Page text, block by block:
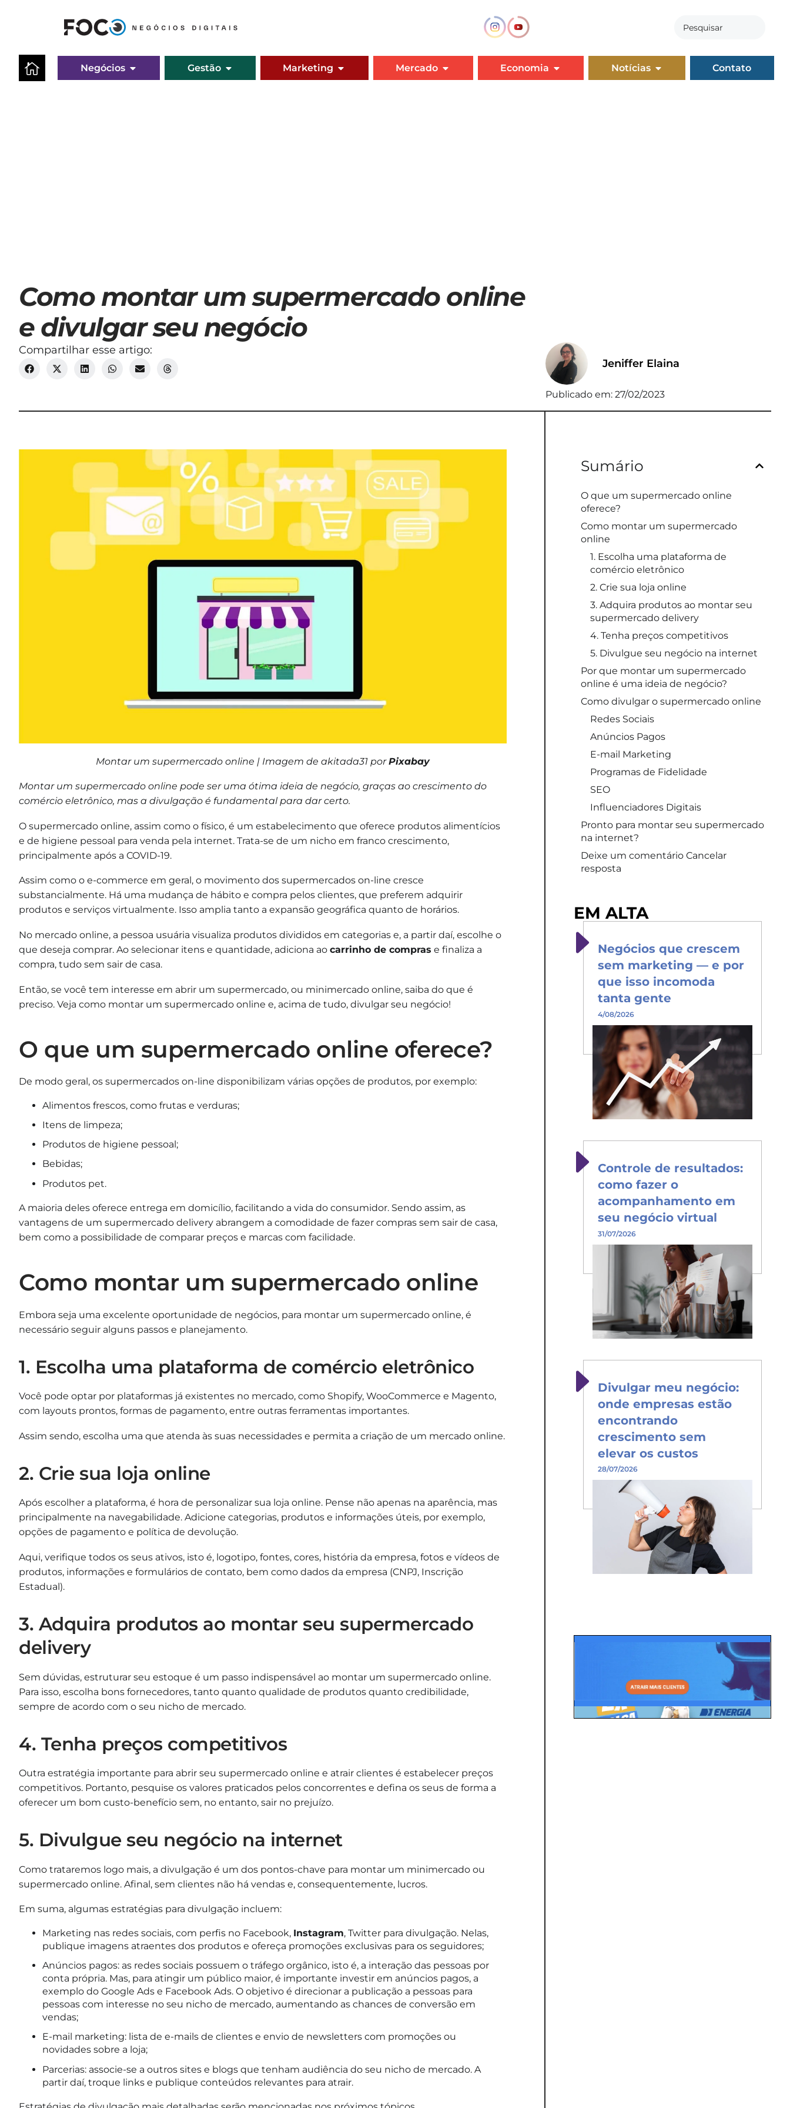
Negócios Gestão Marketing Mercado Economia Notícias Contato
Como montar um supermercado online
e divulgar seu negócio
Compartilhar esse artigo:
Jeniffer Elaina
Publicado em: 27/02/2023
Montar um supermercado online | Imagem de akitada31 porPixabay
Montar um supermercado online pode ser uma ótima ideia de negócio, graças ao crescimento do
comércio eletrônico, mas a divulgação é fundamental para dar certo.
O supermercado online, assim como o físico, é um estabelecimento que oferece produtos alimentícios
e de higiene pessoal para venda pela internet. Trata-se de um nicho em franco crescimento,
principalmente após a COVID-19.
Assim como o e-commerce em geral, o movimento dos supermercados on-line cresce
substancialmente. Há uma mudança de hábito e compra pelos clientes, que preferem adquirir
produtos e serviços virtualmente. Isso amplia tanto a expansão geográfica quanto de horários.
No mercado online, a pessoa usuária visualiza produtos divididos em categorias e, a partir daí, escolhe o
que deseja comprar. Ao selecionar itens e quantidade, adiciona ao carrinho de compras e finaliza a
compra, tudo sem sair de casa.
Então, se você tem interesse em abrir um supermercado, ou minimercado online, saiba do que é
preciso. Veja como montar um supermercado online e, acima de tudo, divulgar seu negócio!
O que um supermercado online oferece?
De modo geral, os supermercados on-line disponibilizam várias opções de produtos, por exemplo:
Alimentos frescos, como frutas e verduras;
Itens de limpeza;
Produtos de higiene pessoal;
Bebidas;
Produtos pet.
A maioria deles oferece entrega em domicílio, facilitando a vida do consumidor. Sendo assim, as
vantagens de um supermercado delivery abrangem a comodidade de fazer compras sem sair de casa,
bem como a possibilidade de comparar preços e marcas com facilidade.
Como montar um supermercado online
Embora seja uma excelente oportunidade de negócios, para montar um supermercado online, é
necessário seguir alguns passos e planejamento.
1. Escolha uma plataforma de comércio eletrônico
Você pode optar por plataformas já existentes no mercado, como Shopify, WooCommerce e Magento,
com layouts prontos, formas de pagamento, entre outras ferramentas importantes.
Assim sendo, escolha uma que atenda às suas necessidades e permita a criação de um mercado online.
2. Crie sua loja online
Após escolher a plataforma, é hora de personalizar sua loja online. Pense não apenas na aparência, mas
principalmente na navegabilidade. Adicione categorias, produtos e informações úteis, por exemplo,
opções de pagamento e política de devolução.
Aqui, verifique todos os seus ativos, isto é, logotipo, fontes, cores, história da empresa, fotos e vídeos de
produtos, informações e formulários de contato, bem como dados da empresa (CNPJ, Inscrição
Estadual).
3. Adquira produtos ao montar seu supermercado
delivery
Sem dúvidas, estruturar seu estoque é um passo indispensável ao montar um supermercado online.
Para isso, escolha bons fornecedores, tanto quanto qualidade de produtos quanto credibilidade,
sempre de acordo com o seu nicho de mercado.
4. Tenha preços competitivos
Outra estratégia importante para abrir seu supermercado online e atrair clientes é estabelecer preços
competitivos. Portanto, pesquise os valores praticados pelos concorrentes e defina os seus de forma a
oferecer um bom custo-benefício sem, no entanto, sair no prejuízo.
5. Divulgue seu negócio na internet
Como trataremos logo mais, a divulgação é um dos pontos-chave para montar um minimercado ou
supermercado online. Afinal, sem clientes não há vendas e, consequentemente, lucros.
Em suma, algumas estratégias para divulgação incluem:
Marketing nas redes sociais, com perfis no Facebook, Instagram, Twitter para divulgação. Nelas,
publique imagens atraentes dos produtos e ofereça promoções exclusivas para os seguidores;
Anúncios pagos: as redes sociais possuem o tráfego orgânico, isto é, a interação das pessoas por
conta própria. Mas, para atingir um público maior, é importante investir em anúncios pagos, a
exemplo do Google Ads e Facebook Ads. O objetivo é direcionar a publicação a pessoas para
pessoas com interesse no seu nicho de mercado, aumentando as chances de conversão em
vendas;
E-mail marketing: lista de e-mails de clientes e envio de newsletters com promoções ou
novidades sobre a loja;
Parcerias: associe-se a outros sites e blogs que tenham audiência do seu nicho de mercado. A
partir daí, troque links e publique conteúdos relevantes para atrair.
Sumário
O que um supermercado online
oferece?
Como montar um supermercado
online
1. Escolha uma plataforma de
comércio eletrônico
2. Crie sua loja online
3. Adquira produtos ao montar seu
supermercado delivery
4. Tenha preços competitivos
5. Divulgue seu negócio na internet
Por que montar um supermercado
online é uma ideia de negócio?
Como divulgar o supermercado online
Redes Sociais
Anúncios Pagos
E-mail Marketing
Programas de Fidelidade
SEO
Influenciadores Digitais
Pronto para montar seu supermercado
na internet?
Deixe um comentário Cancelar
resposta
EM ALTA
Negócios que crescem
sem marketing — e por
que isso incomoda
tanta gente
4/08/2026
Controle de resultados:
como fazer o
acompanhamento em
seu negócio virtual
31/07/2026
Divulgar meu negócio:
onde empresas estão
encontrando
crescimento sem
elevar os custos
28/07/2026